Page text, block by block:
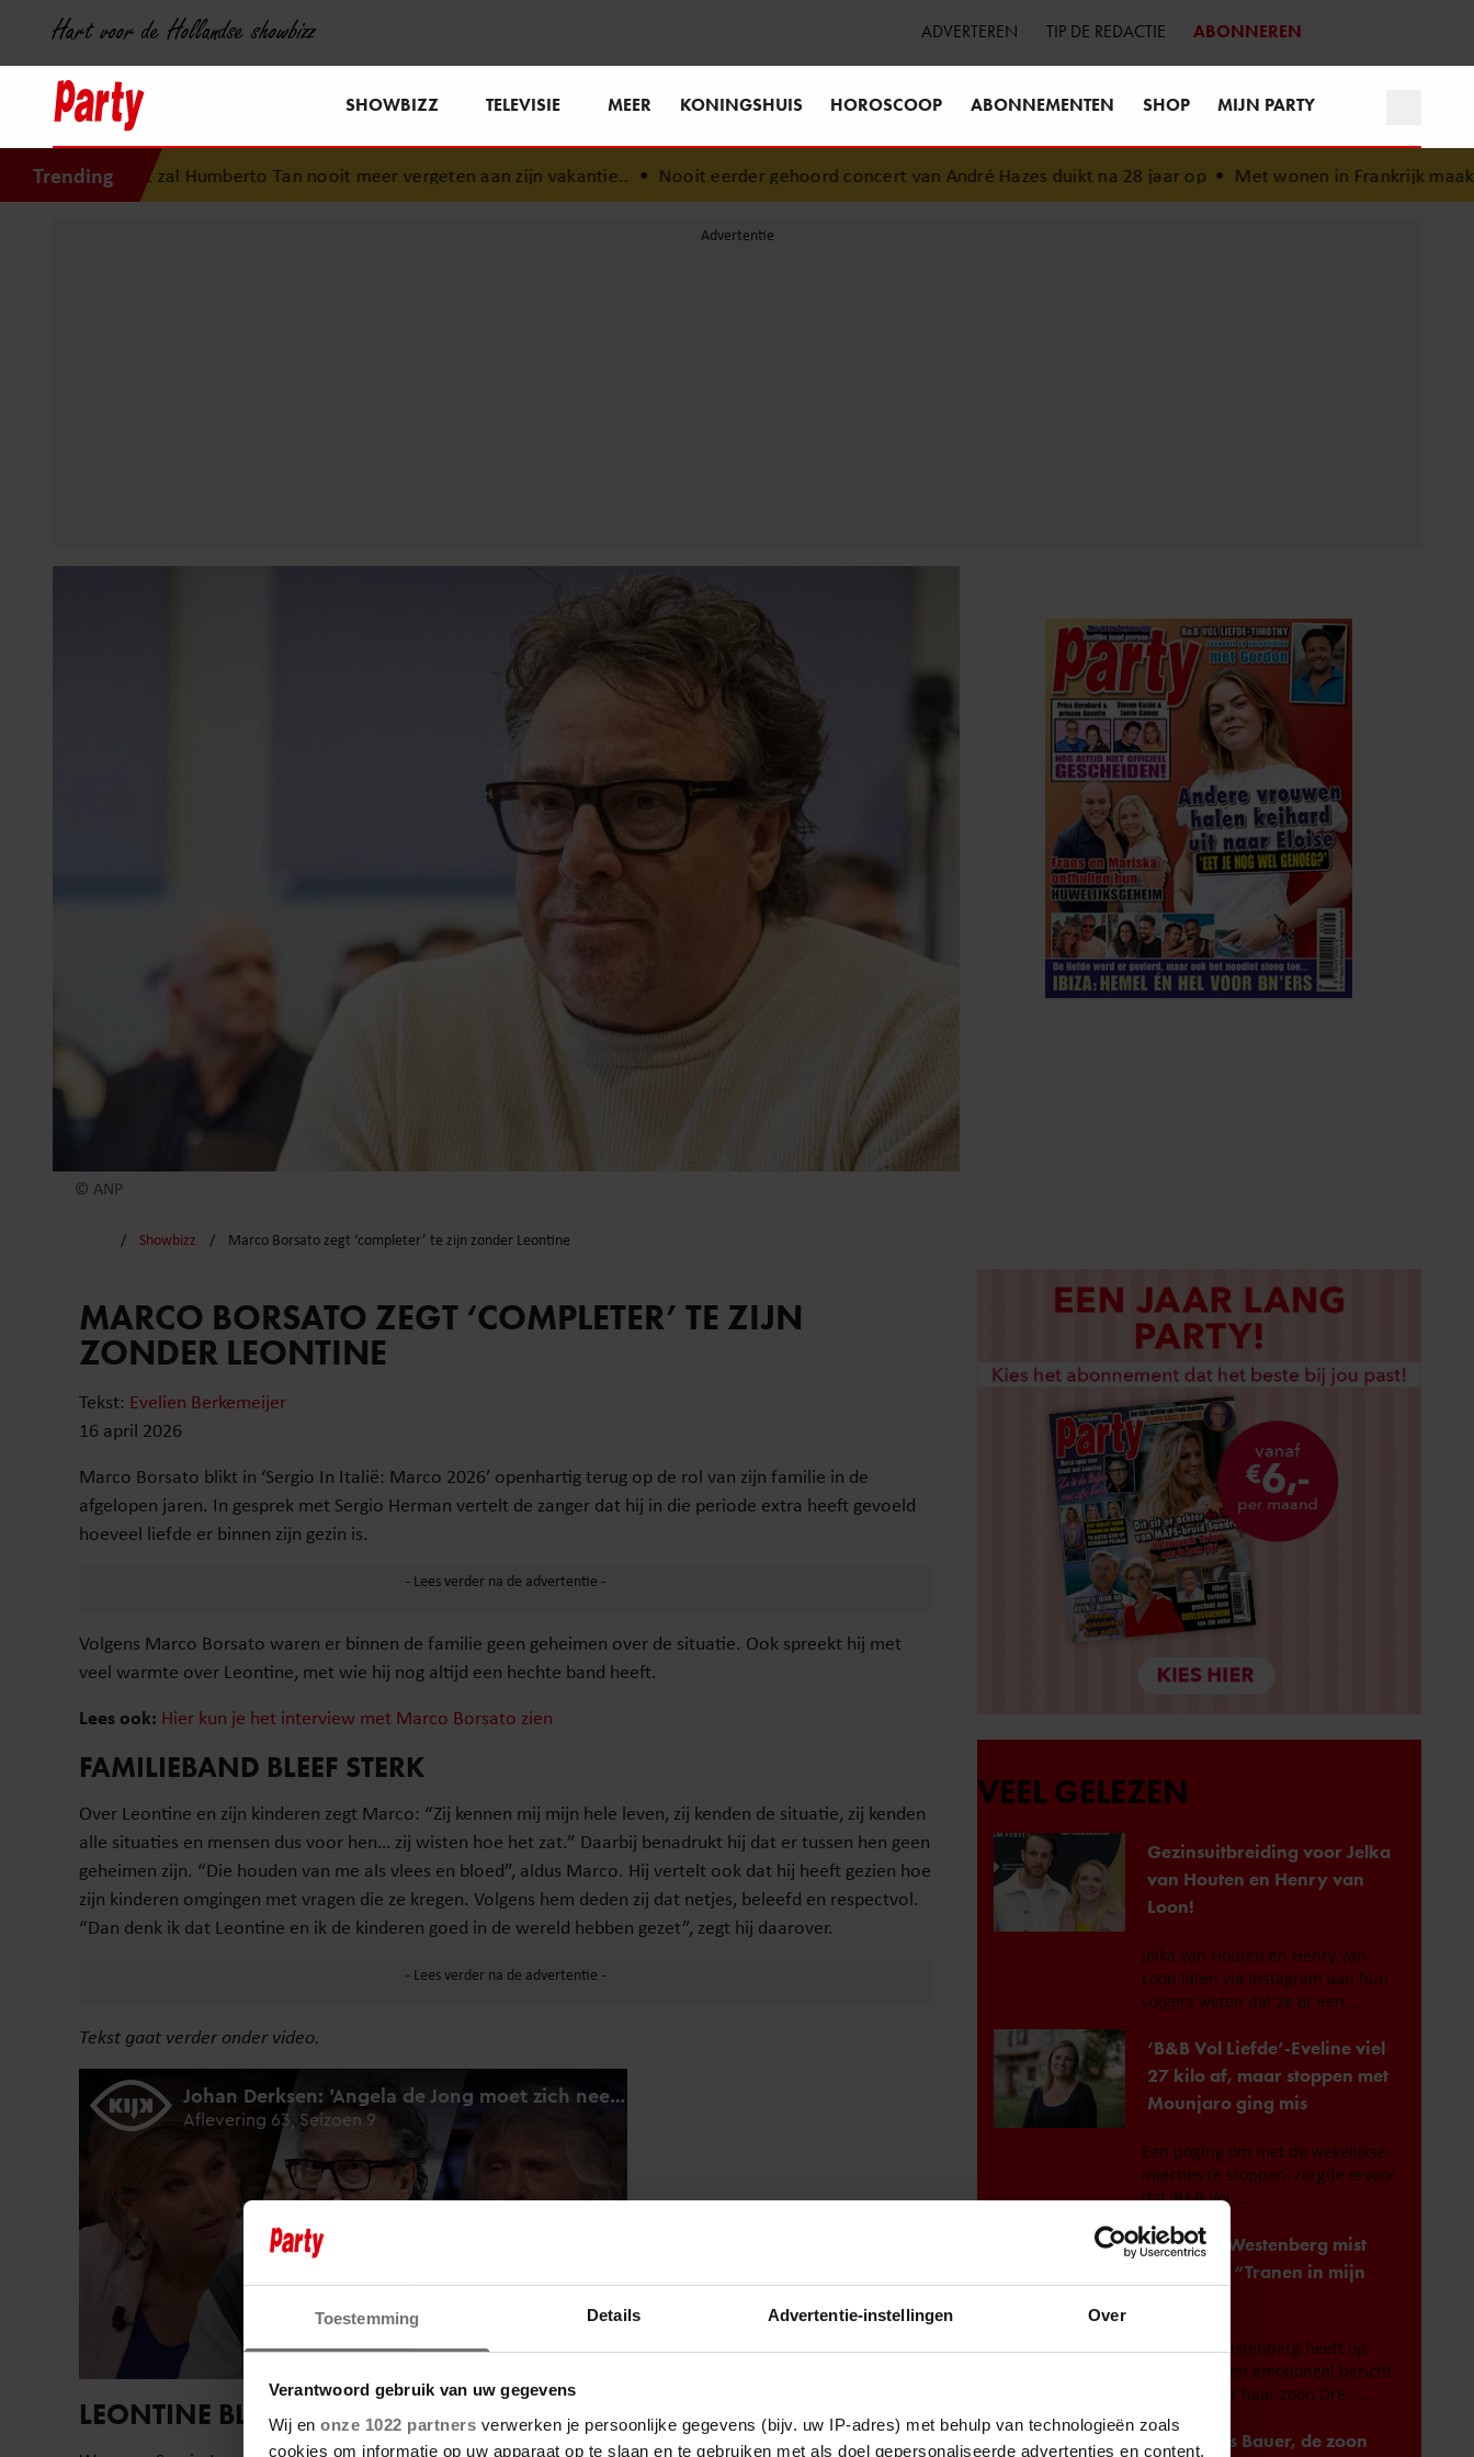
Toestemming Details Advertentie-instellingen Over
Verantwoord gebruik van uw gegevens
Wij en onze 1022 partners verwerken je persoonlijke gegevens (bijv. uw IP-adres) met behulp van technologieën zoals
cookies om informatie op uw apparaat op te slaan en te gebruiken met als doel gepersonaliseerde advertenties en content,
Hart voor de Hollandse showbizz ADVERTEREN TIP DE REDACTIE ABONNEREN
SHOWBIZZ TELEVISIE MEER KONINGSHUIS HOROSCOOP ABONNEMENTEN SHOP MIJN PARTY
Trending
zal Humberto Tan nooit meer vergeten aan zijn vakantie..•Nooit eerder gehoord concert van André Hazes duikt na 28 jaar op•Met wonen in Frankrijk maakt ‘B&B Vol
© ANP
Showbizz Marco Borsato zegt ‘completer’ te zijn zonder Leontine
MARCO BORSATO ZEGT ‘COMPLETER’ TE ZIJN
ZONDER LEONTINE
Tekst: Evelien Berkemeijer
16 april 2026
Marco Borsato blikt in ‘Sergio In Italië: Marco 2026’ openhartig terug op de rol van zijn familie in de
afgelopen jaren. In gesprek met Sergio Herman vertelt de zanger dat hij in die periode extra heeft gevoeld
hoeveel liefde er binnen zijn gezin is.
Volgens Marco Borsato waren er binnen de familie geen geheimen over de situatie. Ook spreekt hij met
veel warmte over Leontine, met wie hij nog altijd een hechte band heeft.
Lees ook: Hier kun je het interview met Marco Borsato zien
FAMILIEBAND BLEEF STERK
Over Leontine en zijn kinderen zegt Marco: “Zij kennen mij mijn hele leven, zij kenden de situatie, zij kenden
alle situaties en mensen dus voor hen… zij wisten hoe het zat.” Daarbij benadrukt hij dat er tussen hen geen
geheimen zijn. “Die houden van me als vlees en bloed”, aldus Marco. Hij vertelt ook dat hij heeft gezien hoe
zijn kinderen omgingen met vragen die ze kregen. Volgens hem deden zij dat netjes, beleefd en respectvol.
“Dan denk ik dat Leontine en ik de kinderen goed in de wereld hebben gezet”, zegt hij daarover.
Tekst gaat verder onder video.
LEONTINE BLIJFT BELANGRIJK VOOR MARCO BORSATO